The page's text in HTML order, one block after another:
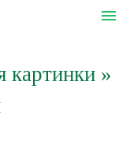
menu
картинки»